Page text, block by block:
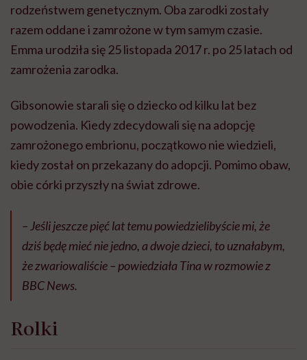
rodzeństwem genetycznym. Oba zarodki zostały
razem oddane i zamrożone w tym samym czasie.
Emma urodziła się 25 listopada 2017 r. po 25 latach od
zamrożenia zarodka.
Gibsonowie starali się o dziecko od kilku lat bez
powodzenia. Kiedy zdecydowali się na adopcję
zamrożonego embrionu, początkowo nie wiedzieli,
kiedy został on przekazany do adopcji. Pomimo obaw,
obie córki przyszły na świat zdrowe.
– Jeśli jeszcze pięć lat temu powiedzielibyście mi, że
dziś będę mieć nie jedno, a dwoje dzieci, to uznałabym,
że zwariowaliście – powiedziała Tina w rozmowie z
BBC News.
Rolki